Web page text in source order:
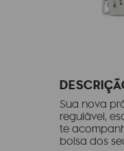
Sua nova
regulável,
te
bolsa dos